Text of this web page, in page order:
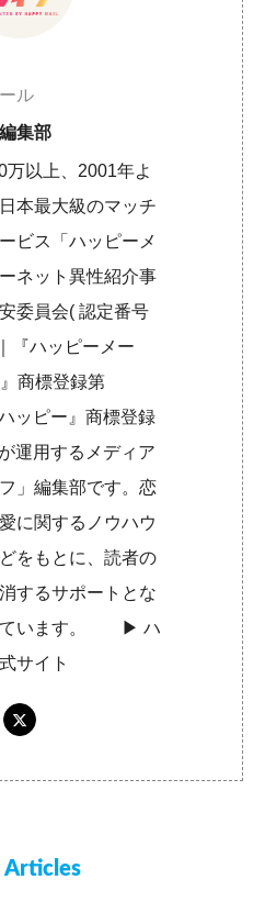
ル
集部
万以上、2001年よ
本最大級のマッチ
ビス「ハッピーメ
ネット異性紹介事
委員会( 認定番号
『ハッピーメー
商標登録第
ッピー』商標登録
運用するメディア
」編集部です。恋
に関するノウハウ
をもとに、読者の
するサポートとな
ています。 ▶︎ハ
サイト
Articles